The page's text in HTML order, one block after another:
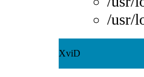
/usr/
XviD